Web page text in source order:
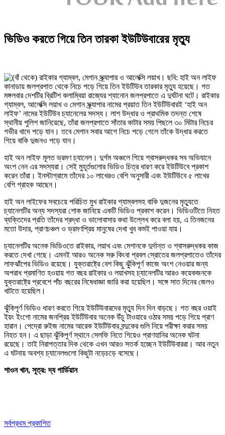
ভিডিও করতে গিয়ে তিন তারকা ইউটিউবারের মৃত্যু
কানাডায় জলপ্রপাত থেকে নিচে পড়ে গিয়ে তিন ইউটিউব তারকার মৃত্যু হয়েছে। গত
মঙ্গলবার দেশটির ব্রিটিশ কলাম্বিয়া রাজ্যের শ্যানোন জলপ্রপাতে এ দুর্ঘটনা ঘটে। রাইকার
গ্যাম্বল, আলেক্সি লয়াখ ও মেগান স্ক্র্যাপার নামের প্রয়াত তিন ইউটিউবারই ‘হাই অন
লাইফ’ নামের ইউটিউব চ্যানেলের সদস্য। লাশ উদ্ধার ও প্রাথমিক তদন্ত শেষে
স্থানীয় পুলিশ জানিয়েছে, তাঁরা জলপ্রপাতে সাঁতার কাটার সময় পিছলে ৩০ মিটার নিচের
গভীর খাদে পড়ে যান। তবে মেগান সবার আগে নিচে পড়ে গেলে তাঁকে উদ্ধার করতে
গিয়ে বাকি দুজনও পড়ে যান।
হাই অন লাইফ মূলত ভ্রমণ চ্যানেল। দুর্গম অঞ্চলে গিয়ে শ্বাসরুদ্ধকর সব অভিযানে
অংশ নেন এর সদস্যরা। সেই মুহূর্তগুলোর ভিডিও চিত্র ধারণ করে ইউটিউবে প্রকাশ
করেন তাঁরা। ইনস্টাগ্রামে তাঁদের ১০ লাখেরও বেশি অনুসারী এবং ইউটিউবে ৫ লাখের
বেশি গ্রাহক আছেন।
হাই অন লাইফের সবচেয়ে পরিচিত মুখ রাইকার গ্যাম্বলসহ বাকি দুজনের মৃত্যুতে
চ্যানেলটির অন্য সদস্যরা শোক জানিয়ে একটি ভিডিও প্রকাশ করেন। ভিডিওটিতে নিহত
ব্যক্তিদের প্রতি তাঁদের শ্রদ্ধা ও ভালোবাসার কথা উল্লেখ করে বলা হয়, এ তিনজনের
মতো উদার, প্রাণচঞ্চল ও ভ্রমণপ্রিয় মানুষের দেখা খুব কমই পাওয়া যায়।
চ্যানেলটির অনেক ভিডিওতে রাইকার, লয়াখ এবং মেগানকে দুর্দান্ত ও শ্বাসরুদ্ধকর কাজ
করতে দেখা গেছে। এমনই আরও অনেক সরু কিংবা প্রবল স্রোতের জলপ্রপাতেও তাঁদের
লাফঝাঁপের ভিডিও রয়েছে। যুক্তরাষ্ট্রে বেশ কিছু ঝুঁকিপূর্ণ কাজে অংশ নেওয়ার জন্য
অপরাধ প্রমাণিত হওয়ায় গত বছর রাইকার ও লয়াখসহ চ্যানেলটির আরও কয়েকজনকে
যুক্তরাষ্ট্রে প্রবেশে পাঁচ বছরের নিষেধাজ্ঞা জারি করা হয়েছিল। সঙ্গে সাত দিনের জেলও
খাটতে হয়েছিল।
ঝুঁকিপূর্ণ ভিডিও ধারণ করতে গিয়ে ইউটিউবারদের মৃত্যু দিন দিন বাড়ছে। গত বছর ওয়াই
ইয়ং ইংগো নামের জনপ্রিয় ইউটিউবার অনেক উঁচু টাওয়ারে ওঠার সময় পড়ে গিয়ে প্রাণ
হারান। পেদ্রো রুইজ নামের আরেক ইউটিউবার বন্দুকের গুলি নিয়ে পরীক্ষা করার সময়
নিহত হন। এ ছাড়া ঝুঁকিপূর্ণ স্থানে সেলফি নিতে গিয়েও প্রাণহানির অনেক ঘটনা
রয়েছে। তাই নিরাপত্তার দিক থেকে এখন আরও সতর্ক হচ্ছেন ইউটিউবাররা। আর নতুন
এ ঘটনায় অবশ্য চ্যানেলগুলো কিছুটা নড়েচড়ে বসেছে।
শাওন খান, সূত্র: দ্য গার্ডিয়ান
সর্বপ্রথম প্রকাশিত